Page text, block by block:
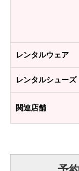
レンタルウェア
レンタルシューズ
関連店舗